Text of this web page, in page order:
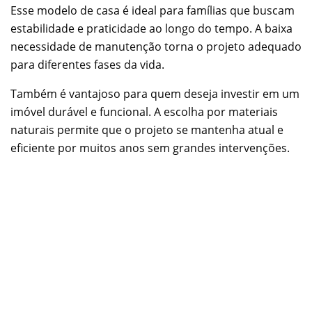
Esse modelo de casa é ideal para famílias que buscam
estabilidade e praticidade ao longo do tempo. A baixa
necessidade de manutenção torna o projeto adequado
para diferentes fases da vida.
Também é vantajoso para quem deseja investir em um
imóvel durável e funcional. A escolha por materiais
naturais permite que o projeto se mantenha atual e
eficiente por muitos anos sem grandes intervenções.